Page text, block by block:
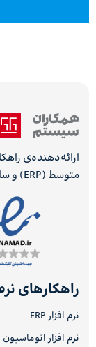
ارائه‌دهنده‌ی
متوسط (ERP) و سازمان‌های دولتی
راهکارهای
نرم افزار ERP
نرم افزار اتوماسیون